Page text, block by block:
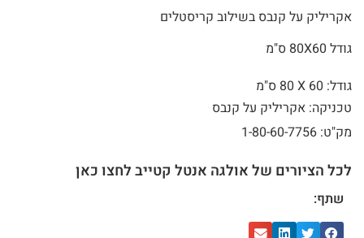
אקריליק על קנבס בשילוב קריסטלים
גודל 80X60 ס"מ
גודל: 60 X
80 ס"מ
טכניקה: אקריליק על קנבס
מק"ט: 1-80-60-7756
לכל הציורים של אולגה אנטל קטייב לחצו כאן
שתף: